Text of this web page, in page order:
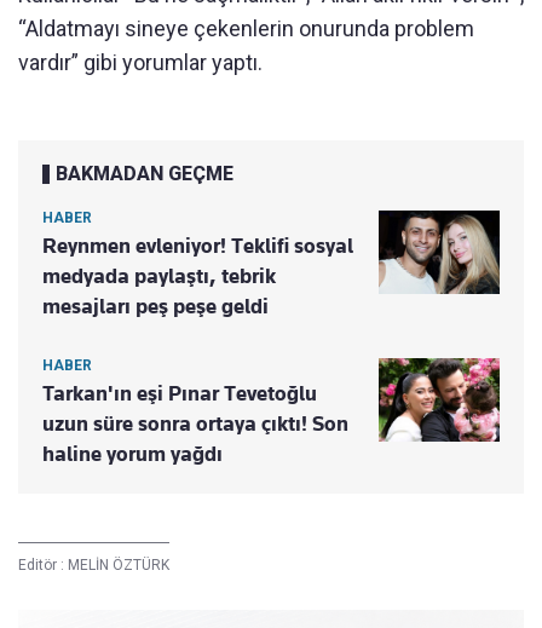
“Aldatmayı sineye çekenlerin onurunda problem
vardır” gibi yorumlar yaptı.
BAKMADAN GEÇME
HABER
Reynmen evleniyor! Teklifi sosyal
medyada paylaştı, tebrik
mesajları peş peşe geldi
HABER
Tarkan'ın eşi Pınar Tevetoğlu
uzun süre sonra ortaya çıktı! Son
haline yorum yağdı
Editör : MELİN ÖZTÜRK